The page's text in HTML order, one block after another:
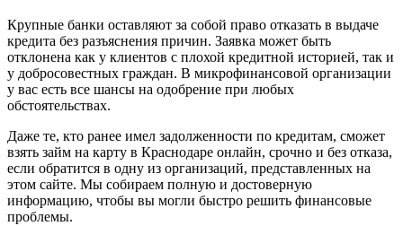
Крупные банки оставляют за собой право отказать в выдаче
кредита без разъяснения причин. Заявка может быть
отклонена как у клиентов с плохой кредитной историей, так и
у добросовестных граждан. В микрофинансовой организации
у вас есть все шансы на одобрение при любых
обстоятельствах.
Даже те, кто ранее имел задолженности по кредитам, сможет
взять займ на карту в Краснодаре онлайн, срочно и без отказа,
если обратится в одну из организаций, представленных на
этом сайте. Мы собираем полную и достоверную
информацию, чтобы вы могли быстро решить финансовые
проблемы.